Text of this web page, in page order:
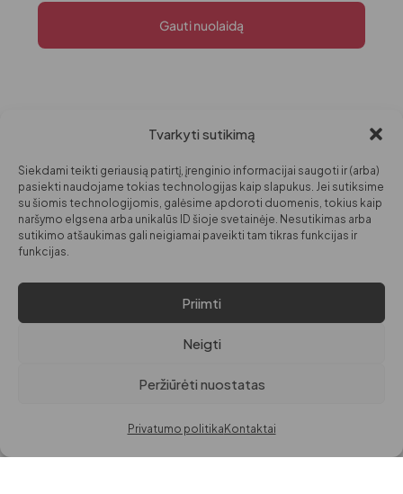
Tvarkyti sutikimą
Siekdami teikti geriausią patirtį, įrenginio informacijai saugoti ir (arba)
pasiekti naudojame tokias technologijas kaip slapukus. Jei sutiksime
su šiomis technologijomis, galėsime apdoroti duomenis, tokius kaip
naršymo elgsena arba unikalūs ID šioje svetainėje. Nesutikimas arba
sutikimo atšaukimas gali neigiamai paveikti tam tikras funkcijas ir
funkcijas.
Priimti
Neigti
Peržiūrėti nuostatas
Privatumo politika Kontaktai
Gauti nuolaidą
VYRAMS
VAIKAMS
GROŽIUI
INFORMACIJA
KONTAKTAI
VI: 10:00 – 14:00
PRIVATUMO POLITIKA
EL. PARDUOTUVĖS TAISYKLĖS
DigitalGrow | Svetainių kūrimas